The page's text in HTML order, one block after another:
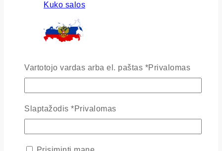
Kuko salos
Vartotojo vardas arba el. paštas *Privalomas
Slaptažodis *Privalomas